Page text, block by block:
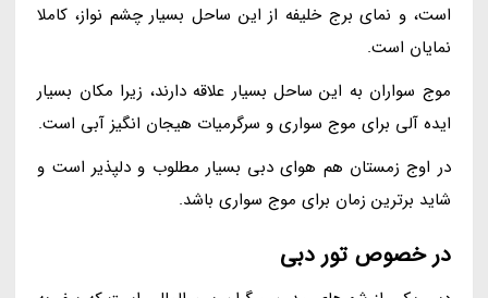
است، و نمای برج خلیفه از این ساحل بسیار چشم نواز، کاملا
نمایان است.
موج سواران به این ساحل بسیار علاقه دارند، زیرا مکان بسیار
ایده آلی برای موج سواری و سرگرمیات هیجان انگیز آبی است.
در اوج زمستان هم هوای دبی بسیار مطلوب و دلپذیر است و
شاید برترین زمان برای موج سواری باشد.
در خصوص تور دبی